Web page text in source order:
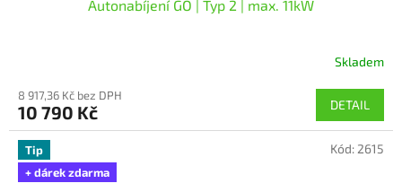
Autonabíjení GO | Typ 2 | max. 11kW
produktu
je
5,0
5
hvězdiček.
Skladem
8 917,36 Kč bez DPH
10 790 Kč DETAIL
Tip
+ dárek zdarma
Kód: 2615